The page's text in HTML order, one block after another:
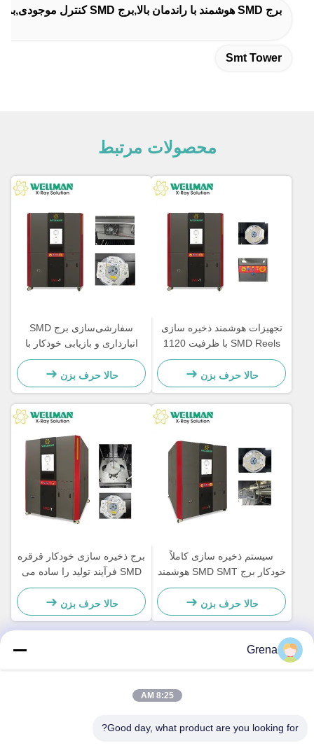
برج SMD هوشمند با راندمان بالا,برج SMD کنترل موجودی,برج Smt کنترل موجودی
Smt Tower
محصولات مرتبط
تجهیزات هوشمند ذخیره سازی
SMD Reels با ظرفیت 1120
Reels SMD Tower SMD-T
Code
حالا حرف بزن
سفارشی‌سازی برج SMD
انبارداری و بازیابی خودکار با
اتصال چند برج
حالا حرف بزن
سیستم ذخیره سازی کاملاً
خودکار برج SMD SMT هوشمند
پشتیبانی از قرقره های 7 تا 15
اینچی
حالا حرف بزن
برج ذخیره سازی خودکار قرقره
SMD فرآیند تولید را ساده می
کند قابل تنظیم
حالا حرف بزن
Grena
8:25 AM
Good day, what product are you looking for?